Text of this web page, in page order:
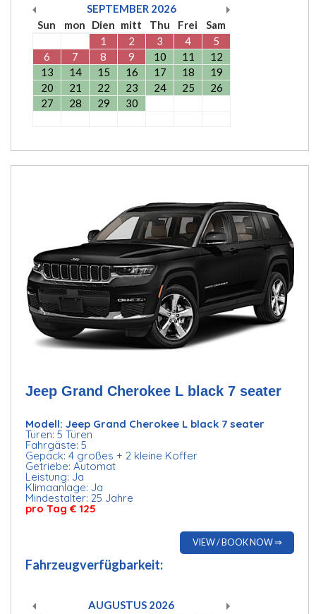
SEPTEMBER 2026
Sun
mon Dien mitt Thu Frei
Sam
1
2 3 4
5
6
7 8 9 10 11
12
13
14 15 16 17 18
19
20
21 22 23 24 25
26
27
28 29 30
Jeep Grand Cherokee L black 7 seater
Modell: Jeep Grand Cherokee L black 7 seater
Türen: 5 Türen
Fahrgäste: 5
Gepäck: 4 großes + 2 kleine Koffer
Getriebe: Automat
Leistung: Ja
Klimaanlage: Ja
Mindestalter: 25 Jahre
pro Tag € 125
VIEW / BOOK NOW ⇒
Fahrzeugverfügbarkeit:
AUGUSTUS 2026